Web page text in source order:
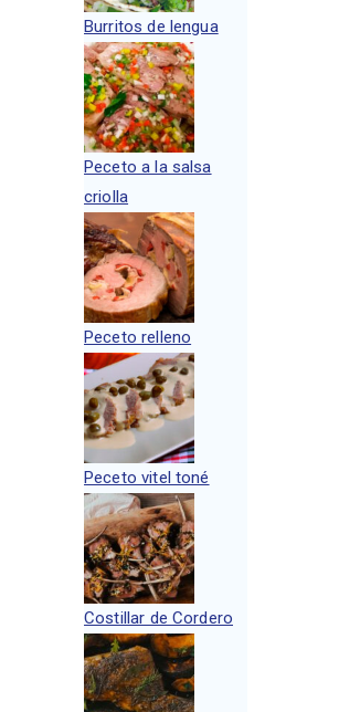
Burritos de lengua
Peceto a la salsa
criolla
Peceto relleno
Peceto vitel toné
Costillar de Cordero